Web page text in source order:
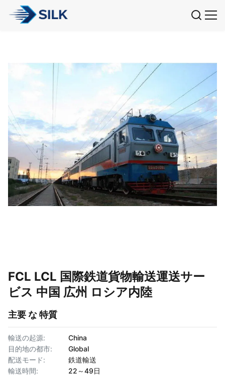
FCL LCL 国際鉄道貨物輸送運送サー
ビス 中国 広州 ロシア内陸
主要 な 特質
輸送の起源:
China
目的地の都市:
Global
配送モード:
鉄道輸送
輸送時間:
22～49日